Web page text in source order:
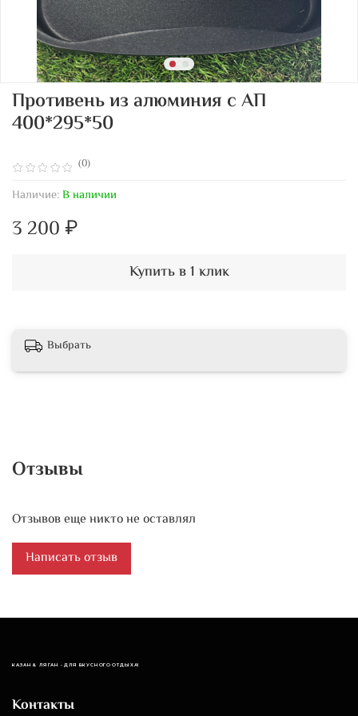
(0)
Наличие:В наличии
Противень из алюминия с АП
400*295*50
3 200 ₽
Купить в 1 клик
Выбрать
Отзывы
Отзывов еще никто не оставлял
Написать отзыв
КАЗАН & ЛЯГАН - ДЛЯ ВКУСНОГО ОТДЫХА!
Контакты